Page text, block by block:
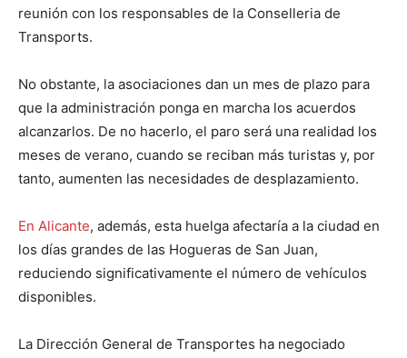
reunión con los responsables de la Conselleria de
Transports.
No obstante, la asociaciones dan un mes de plazo para
que la administración ponga en marcha los acuerdos
alcanzarlos. De no hacerlo, el paro será una realidad los
meses de verano, cuando se reciban más turistas y, por
tanto, aumenten las necesidades de desplazamiento.
En Alicante, además, esta huelga afectaría a la ciudad en
los días grandes de las Hogueras de San Juan,
reduciendo significativamente el número de vehículos
disponibles.
La Dirección General de Transportes ha negociado